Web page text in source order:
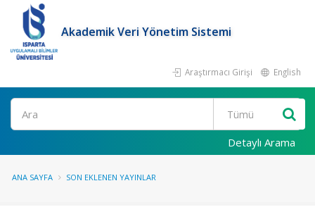
Akademik Veri Yönetim Sistemi
Araştırmacı Girişi English
Ara
Detaylı Arama
ANA SAYFA SON EKLENEN YAYINLAR